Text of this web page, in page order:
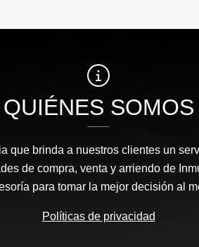
QUIÉNES SOMOS
que brinda a nuestros clientes un
de compra, venta y arriendo de
para tomar la mejor decisión al
Políticas de privacidad